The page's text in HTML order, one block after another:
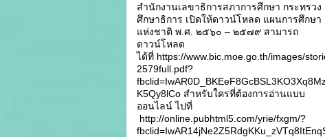
สำนักงานเลขาธิการสภาการศึกษา กระทรวง
ศึกษาธิการ เปิดให้ดาวน์โหลด แผนการศึกษา
แห่งชาติ พ.ศ. ๒๕๖๐ – ๒๕๗๙ สามารถ
ดาวน์โหลด
ได้ที่ https://www.bic.moe.go.th/images/
2579full.pdf?
K5Qy8lCo สำหรับใครที่ต้องการอ่านแบบ
ออนไลน์ ไปที่
http://online.pubhtml5.com/yrie/fxgm/?